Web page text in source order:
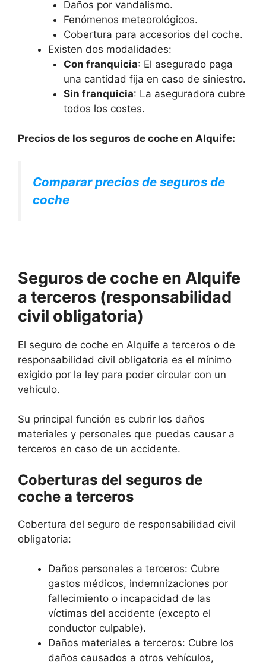
Daños por vandalismo.
Fenómenos meteorológicos.
Cobertura para accesorios del coche.
Existen dos modalidades:
Con franquicia: El asegurado paga
una cantidad fija en caso de siniestro.
Sin franquicia: La aseguradora cubre
todos los costes.
Precios de los seguros de coche en Alquife:
Comparar precios de seguros de
coche
Seguros de coche en Alquife
a terceros (responsabilidad
civil obligatoria)
El seguro de coche en Alquife a terceros o de
responsabilidad civil obligatoria es el mínimo
exigido por la ley para poder circular con un
vehículo.
Su principal función es cubrir los daños
materiales y personales que puedas causar a
terceros en caso de un accidente.
Coberturas del seguros de
coche a terceros
Cobertura del seguro de responsabilidad civil
obligatoria:
Daños personales a terceros: Cubre
gastos médicos, indemnizaciones por
fallecimiento o incapacidad de las
víctimas del accidente (excepto el
conductor culpable).
Daños materiales a terceros: Cubre los
daños causados a otros vehículos,